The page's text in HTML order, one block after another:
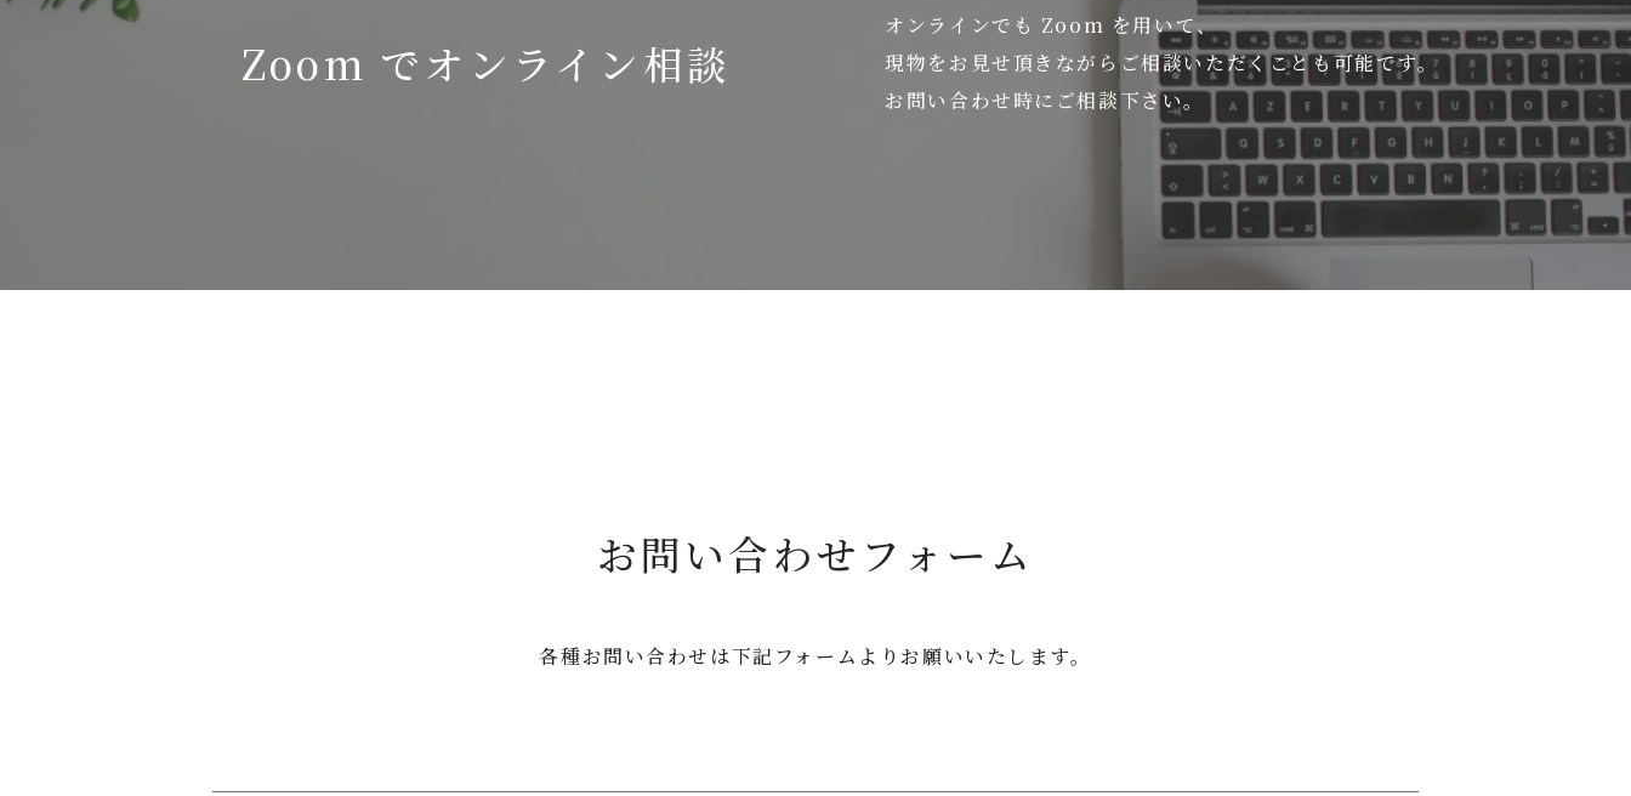
Zoom でオンライン相談
オンラインでも Zoom を用いて、
現物をお見せ頂きながら ご相談いただくことも可能です。
お問い合わせ時にご相談下さい。
お問い合わせフォーム
各種お問い合わせは下記フォームよりお願いいたします。